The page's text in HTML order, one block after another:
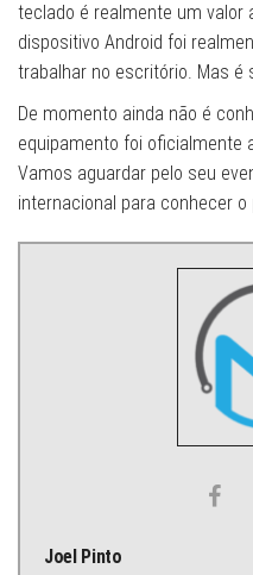
teclado é realmente um valor
dispositivo Android foi
trabalhar no escritório. Mas
De momento ainda não é
equipamento foi oficialmente
Vamos aguardar pelo seu
internacional para conhecer o
Joel Pinto